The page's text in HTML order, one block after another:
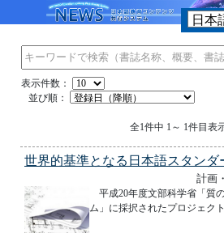
表示件数：
並び順：
全1件中 1～ 1件目表
世界的基準となる日本語スタンダ
計画
平成20年度文部科学省「質
ム」に採択されたプロジェクト